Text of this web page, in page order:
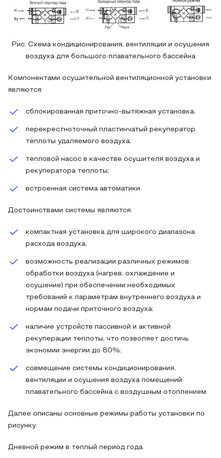
Рис. Схема кондиционирования, вентиляции и осушения
воздуха для большого плавательного бассейна
Компонентами осушительной вентиляционной установки
являются:
сблокированная приточно-вытяжная установка;
перекрестноточный пластинчатый рекуператор
теплоты удаляемого воздуха;
тепловой насос в качестве осушителя воздуха и
рекуператора теплоты;
встроенная система автоматики.
Достоинствами системы являются:
компактная установка для широкого диапазона
расхода воздуха;
возможность реализации различных режимов
обработки воздуха (нагрев, охлаждение и
осушение) при обеспечении необходимых
требований к параметрам внутреннего воздуха и
нормам подачи приточного воздуха;
наличие устройств пассивной и активной
рекуперации теплоты, что позволяет достичь
экономии энергии до 80%;
совмещение системы кондиционирования,
вентиляции и осушения воздуха помещений
плавательного бассейна с воздушным отоплением.
Далее описаны основные режимы работы установки по
рисунку.
Дневной режим в теплый период года.